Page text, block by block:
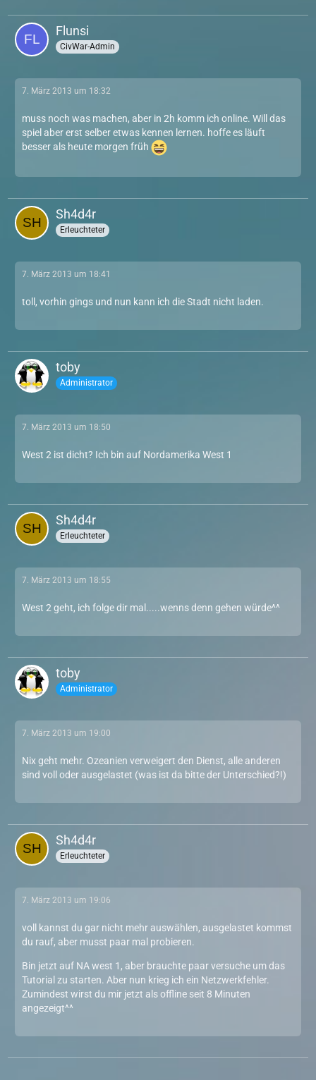
Flunsi
CivWar-Admin
7. März 2013 um 18:32
muss noch was machen, aber in 2h komm ich online. Will das
spiel aber erst selber etwas kennen lernen. hoffe es läuft
besser als heute morgen früh
Sh4d4r
Erleuchteter
7. März 2013 um 18:41
toll, vorhin gings und nun kann ich die Stadt nicht laden.
toby
Administrator
7. März 2013 um 18:50
West 2 ist dicht? Ich bin auf Nordamerika West 1
Sh4d4r
Erleuchteter
7. März 2013 um 18:55
West 2 geht, ich folge dir mal.....wenns denn gehen würde^^
toby
Administrator
7. März 2013 um 19:00
Nix geht mehr. Ozeanien verweigert den Dienst, alle anderen
sind voll oder ausgelastet (was ist da bitte der Unterschied?!)
Sh4d4r
Erleuchteter
7. März 2013 um 19:06
voll kannst du gar nicht mehr auswählen, ausgelastet kommst
du rauf, aber musst paar mal probieren.
Bin jetzt auf NA west 1, aber brauchte paar versuche um das
Tutorial zu starten. Aber nun krieg ich ein Netzwerkfehler.
Zumindest wirst du mir jetzt als offline seit 8 Minuten
angezeigt^^